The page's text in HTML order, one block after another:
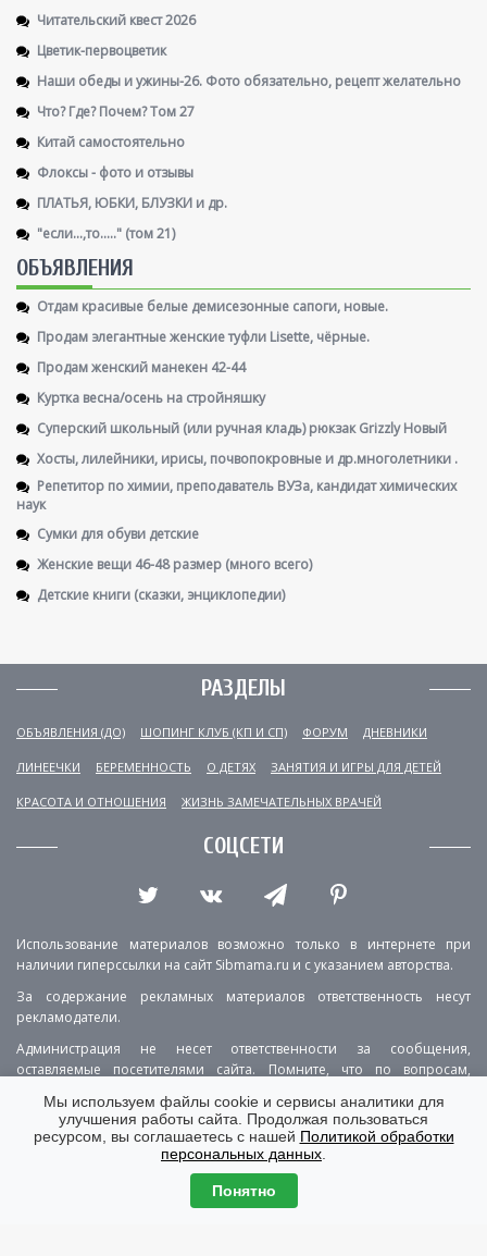
Читательский квест 2026
Цветик-первоцветик
Наши обеды и ужины-26. Фото обязательно, рецепт желательно
Что? Где? Почем? Том 27
Китай самостоятельно
Флоксы - фото и отзывы
ПЛАТЬЯ, ЮБКИ, БЛУЗКИ и др.
"если...,то....." (том 21)
ОБЪЯВЛЕНИЯ
Отдам красивые белые демисезонные сапоги, новые.
Продам элегантные женские туфли Lisette, чёрные.
Продам женский манекен 42-44
Куртка весна/осень на стройняшку
Суперский школьный (или ручная кладь) рюкзак Grizzly Новый
Хосты, лилейники, ирисы, почвопокровные и др.многолетники .
Репетитор по химии, преподаватель ВУЗа, кандидат химических
наук
Сумки для обуви детские
Женские вещи 46-48 размер (много всего)
Детские книги (сказки, энциклопедии)
РАЗДЕЛЫ
ОБЪЯВЛЕНИЯ (ДО) ШОПИНГ КЛУБ (КП И СП) ФОРУМ ДНЕВНИКИ
ЛИНЕЕЧКИ БЕРЕМЕННОСТЬ О ДЕТЯХ ЗАНЯТИЯ И ИГРЫ ДЛЯ ДЕТЕЙ
КРАСОТА И ОТНОШЕНИЯ ЖИЗНЬ ЗАМЕЧАТЕЛЬНЫХ ВРАЧЕЙ
СОЦСЕТИ
Использование материалов возможно только в интернете при
наличии гиперссылки на сайт Sibmama.ru и с указанием авторства.
За содержание рекламных материалов ответственность несут
рекламодатели.
Администрация не несет ответственности за сообщения,
оставляемые посетителями сайта. Помните, что по вопросам,
РЕКЛАМА О ПРОЕКТЕ
КОНТАКТЫ
ПОЛИТИКА КОНФИДЕНЦИАЛЬНОСТИ
ВЕРСИЯ ДЛЯ КОМПЬЮТЕРА
Мы используем файлы cookie и сервисы аналитики для
улучшения работы сайта. Продолжая пользоваться
ресурсом, вы соглашаетесь с нашей Политикой обработки
персональных данных
Понятно